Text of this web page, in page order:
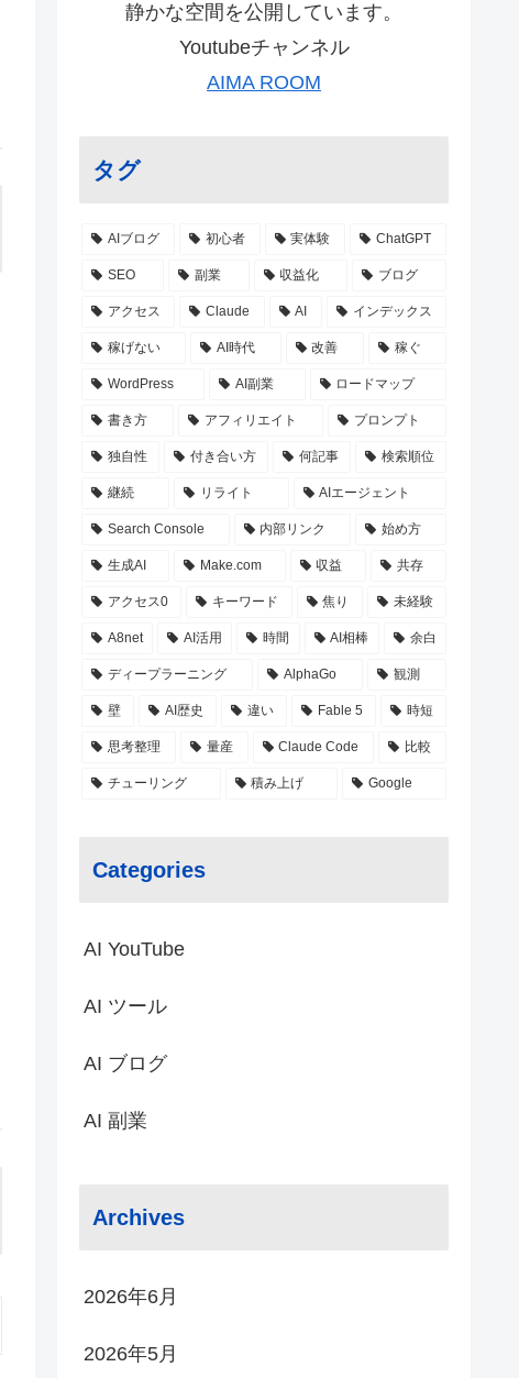
静かな空間を公開しています。
Youtubeチャンネル
AIMA ROOM
タグ
AIブログ 初心者 実体験 ChatGPT
SEO 副業 収益化 ブログ
アクセス Claude AI インデックス
稼げない AI時代 改善 稼ぐ
WordPress AI副業 ロードマップ
書き方 アフィリエイト プロンプト
独自性 付き合い方 何記事 検索順位
継続 リライト AIエージェント
Search Console 内部リンク 始め方
生成AI Make.com 収益 共存
アクセス0 キーワード 焦り 未経験
A8net AI活用 時間 AI相棒 余白
ディープラーニング AlphaGo 観測
壁 AI歴史 違い Fable 5 時短
思考整理 量産 Claude Code 比較
チューリング 積み上げ Google
Categories
AI YouTube
AI ツール
AI ブログ
AI 副業
Archives
2026年6月
2026年5月